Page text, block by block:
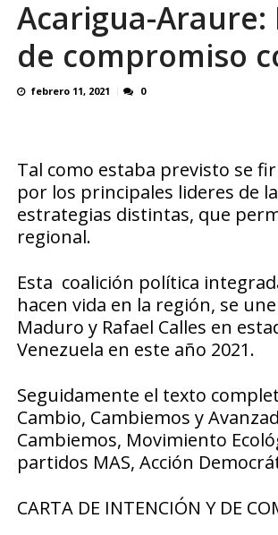
OVP denunció 15
Acarigua-
de compromiso
febrero 11, 2021 0
Tal como estaba previsto se
por los principales lideres de
estrategias distintas, que
regional.
Esta coalición política
hacen vida en la región, se
Maduro y Rafael Calles en
Venezuela en este año 2021.
Seguidamente el texto
Cambio, Cambiemos y
Cambiemos, Movimiento
partidos MAS, Acción
CARTA DE INTENCIÓN Y DE